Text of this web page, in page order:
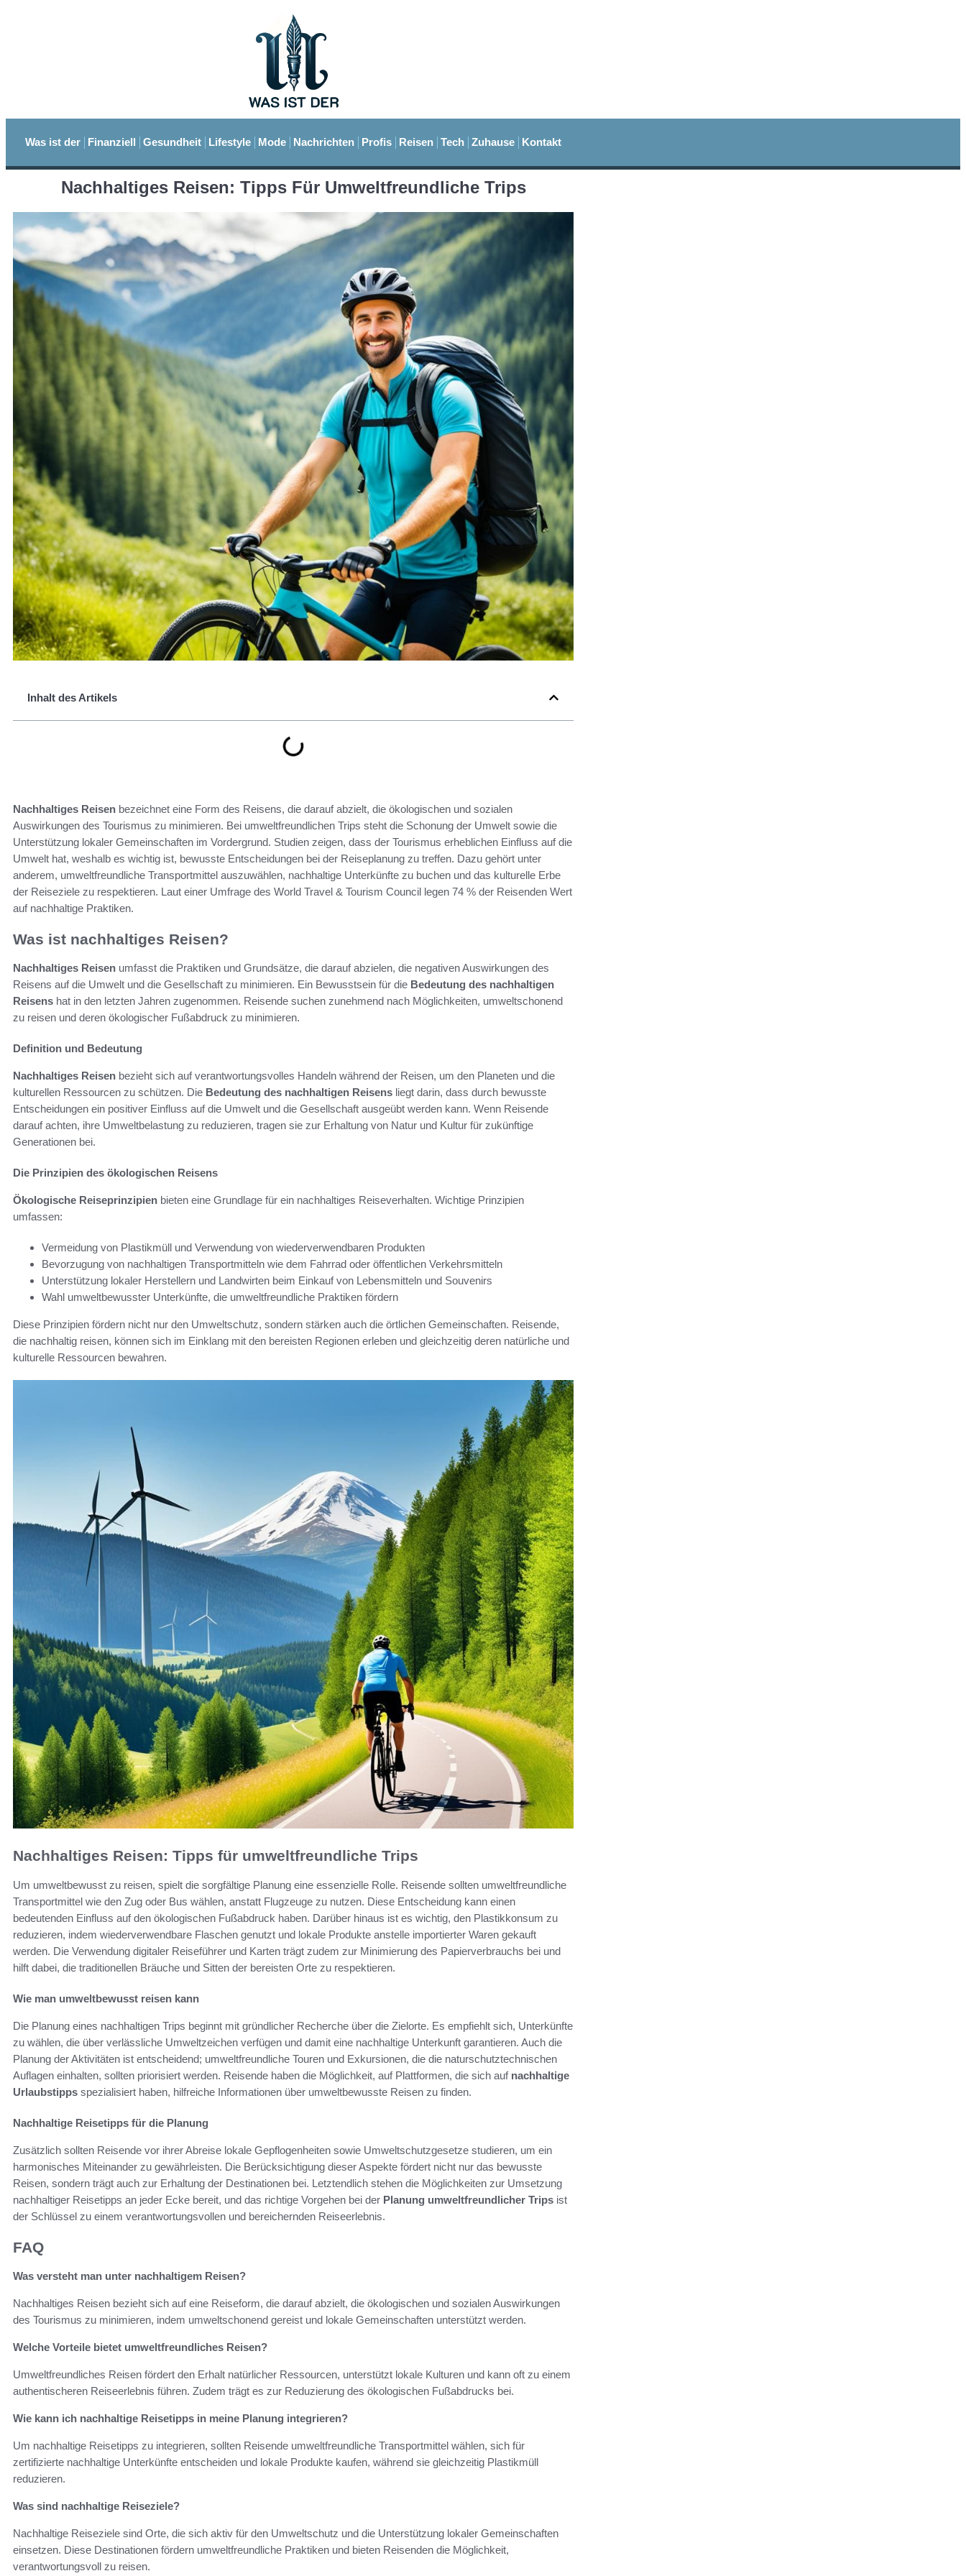
Was ist der Finanziell Gesundheit Lifestyle Mode Nachrichten Profis Reisen Tech Zuhause Kontakt
Nachhaltiges Reisen: Tipps Für Umweltfreundliche Trips
Inhalt des Artikels
Nachhaltiges Reisen bezeichnet eine Form des Reisens, die darauf abzielt, die ökologischen und sozialen
Auswirkungen des Tourismus zu minimieren. Bei umweltfreundlichen Trips steht die Schonung der Umwelt sowie die
Unterstützung lokaler Gemeinschaften im Vordergrund. Studien zeigen, dass der Tourismus erheblichen Einfluss auf die
Umwelt hat, weshalb es wichtig ist, bewusste Entscheidungen bei der Reiseplanung zu treffen. Dazu gehört unter
anderem, umweltfreundliche Transportmittel auszuwählen, nachhaltige Unterkünfte zu buchen und das kulturelle Erbe
der Reiseziele zu respektieren. Laut einer Umfrage des World Travel & Tourism Council legen 74 % der Reisenden Wert
auf nachhaltige Praktiken.
Was ist nachhaltiges Reisen?
Nachhaltiges Reisen umfasst die Praktiken und Grundsätze, die darauf abzielen, die negativen Auswirkungen des
Reisens auf die Umwelt und die Gesellschaft zu minimieren. Ein Bewusstsein für die Bedeutung des nachhaltigen
Reisens hat in den letzten Jahren zugenommen. Reisende suchen zunehmend nach Möglichkeiten, umweltschonend
zu reisen und deren ökologischer Fußabdruck zu minimieren.
Definition und Bedeutung
Nachhaltiges Reisen bezieht sich auf verantwortungsvolles Handeln während der Reisen, um den Planeten und die
kulturellen Ressourcen zu schützen. Die Bedeutung des nachhaltigen Reisens liegt darin, dass durch bewusste
Entscheidungen ein positiver Einfluss auf die Umwelt und die Gesellschaft ausgeübt werden kann. Wenn Reisende
darauf achten, ihre Umweltbelastung zu reduzieren, tragen sie zur Erhaltung von Natur und Kultur für zukünftige
Generationen bei.
Die Prinzipien des ökologischen Reisens
Ökologische Reiseprinzipien bieten eine Grundlage für ein nachhaltiges Reiseverhalten. Wichtige Prinzipien
umfassen:
Vermeidung von Plastikmüll und Verwendung von wiederverwendbaren Produkten
Bevorzugung von nachhaltigen Transportmitteln wie dem Fahrrad oder öffentlichen Verkehrsmitteln
Unterstützung lokaler Herstellern und Landwirten beim Einkauf von Lebensmitteln und Souvenirs
Wahl umweltbewusster Unterkünfte, die umweltfreundliche Praktiken fördern
Diese Prinzipien fördern nicht nur den Umweltschutz, sondern stärken auch die örtlichen Gemeinschaften. Reisende,
die nachhaltig reisen, können sich im Einklang mit den bereisten Regionen erleben und gleichzeitig deren natürliche und
kulturelle Ressourcen bewahren.
Nachhaltiges Reisen: Tipps für umweltfreundliche Trips
Um umweltbewusst zu reisen, spielt die sorgfältige Planung eine essenzielle Rolle. Reisende sollten umweltfreundliche
Transportmittel wie den Zug oder Bus wählen, anstatt Flugzeuge zu nutzen. Diese Entscheidung kann einen
bedeutenden Einfluss auf den ökologischen Fußabdruck haben. Darüber hinaus ist es wichtig, den Plastikkonsum zu
reduzieren, indem wiederverwendbare Flaschen genutzt und lokale Produkte anstelle importierter Waren gekauft
werden. Die Verwendung digitaler Reiseführer und Karten trägt zudem zur Minimierung des Papierverbrauchs bei und
hilft dabei, die traditionellen Bräuche und Sitten der bereisten Orte zu respektieren.
Wie man umweltbewusst reisen kann
Die Planung eines nachhaltigen Trips beginnt mit gründlicher Recherche über die Zielorte. Es empfiehlt sich, Unterkünfte
zu wählen, die über verlässliche Umweltzeichen verfügen und damit eine nachhaltige Unterkunft garantieren. Auch die
Planung der Aktivitäten ist entscheidend; umweltfreundliche Touren und Exkursionen, die die naturschutztechnischen
Auflagen einhalten, sollten priorisiert werden. Reisende haben die Möglichkeit, auf Plattformen, die sich auf nachhaltige
Urlaubstipps spezialisiert haben, hilfreiche Informationen über umweltbewusste Reisen zu finden.
Nachhaltige Reisetipps für die Planung
Zusätzlich sollten Reisende vor ihrer Abreise lokale Gepflogenheiten sowie Umweltschutzgesetze studieren, um ein
harmonisches Miteinander zu gewährleisten. Die Berücksichtigung dieser Aspekte fördert nicht nur das bewusste
Reisen, sondern trägt auch zur Erhaltung der Destinationen bei. Letztendlich stehen die Möglichkeiten zur Umsetzung
nachhaltiger Reisetipps an jeder Ecke bereit, und das richtige Vorgehen bei der Planung umweltfreundlicher Trips ist
der Schlüssel zu einem verantwortungsvollen und bereichernden Reiseerlebnis.
FAQ
Was versteht man unter nachhaltigem Reisen?
Nachhaltiges Reisen bezieht sich auf eine Reiseform, die darauf abzielt, die ökologischen und sozialen Auswirkungen
des Tourismus zu minimieren, indem umweltschonend gereist und lokale Gemeinschaften unterstützt werden.
Welche Vorteile bietet umweltfreundliches Reisen?
Umweltfreundliches Reisen fördert den Erhalt natürlicher Ressourcen, unterstützt lokale Kulturen und kann oft zu einem
authentischeren Reiseerlebnis führen. Zudem trägt es zur Reduzierung des ökologischen Fußabdrucks bei.
Wie kann ich nachhaltige Reisetipps in meine Planung integrieren?
Um nachhaltige Reisetipps zu integrieren, sollten Reisende umweltfreundliche Transportmittel wählen, sich für
zertifizierte nachhaltige Unterkünfte entscheiden und lokale Produkte kaufen, während sie gleichzeitig Plastikmüll
reduzieren.
Was sind nachhaltige Reiseziele?
Nachhaltige Reiseziele sind Orte, die sich aktiv für den Umweltschutz und die Unterstützung lokaler Gemeinschaften
einsetzen. Diese Destinationen fördern umweltfreundliche Praktiken und bieten Reisenden die Möglichkeit,
verantwortungsvoll zu reisen.